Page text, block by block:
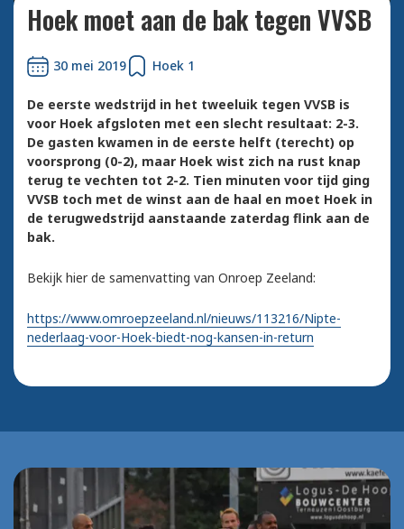
Hoek moet aan de bak tegen VVSB
30 mei 2019 Hoek 1
De eerste wedstrijd in het tweeluik tegen VVSB is
voor Hoek afgsloten met een slecht resultaat: 2-3.
De gasten kwamen in de eerste helft (terecht) op
voorsprong (0-2), maar Hoek wist zich na rust knap
terug te vechten tot 2-2. Tien minuten voor tijd ging
VVSB toch met de winst aan de haal en moet Hoek in
de terugwedstrijd aanstaande zaterdag flink aan de
bak.
Bekijk hier de samenvatting van Onroep Zeeland:
https://www.omroepzeeland.nl/nieuws/113216/Nipte-
nederlaag-voor-Hoek-biedt-nog-kansen-in-return